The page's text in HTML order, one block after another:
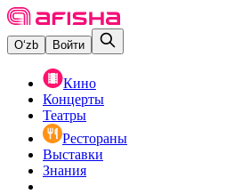
O‘zb Войти
Кино
Концерты
Театры
Рестораны
Выставки
Знания